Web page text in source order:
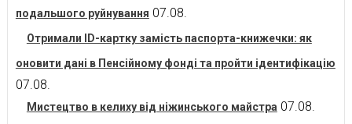
подальшого руйнування 07.08.
Отримали ID-картку замість паспорта-книжечки: як
оновити дані в Пенсійному фонді та пройти ідентифікацію
07.08.
Мистецтво в келиху від ніжинського майстра 07.08.